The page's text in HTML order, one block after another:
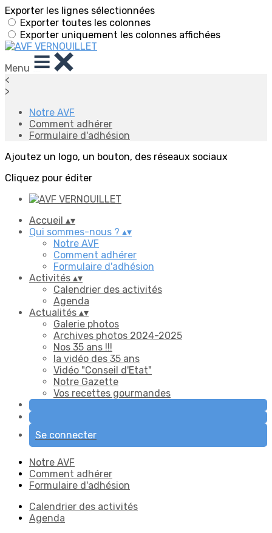
Exporter les lignes sélectionnées
Exporter toutes les colonnes
Exporter uniquement les colonnes affichées
Menu
<
>
Notre AVF
Comment adhérer
Formulaire d'adhésion
Ajoutez un logo, un bouton, des réseaux sociaux
Cliquez pour éditer
Accueil ▴▾
Qui sommes-nous ? ▴▾
Notre AVF
Comment adhérer
Formulaire d'adhésion
Activités ▴▾
Calendrier des activités
Agenda
Actualités ▴▾
Galerie photos
Archives photos 2024-2025
Nos 35 ans !!!
la vidéo des 35 ans
Vidéo "Conseil d'Etat"
Notre Gazette
Vos recettes gourmandes
Se connecter
Notre AVF
Comment adhérer
Formulaire d'adhésion
Calendrier des activités
Agenda